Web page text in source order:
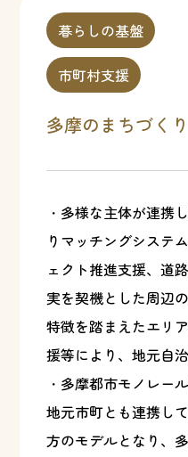
暮らしの基盤
市町村支援
多摩のまちづく
・多様な主体が連携
りマッチングシステ
ェクト推進支援、道
実を契機とした周辺
特徴を踏まえたエリ
援等により、地元自
・多摩都市モノレー
地元市町とも連携し
方のモデルとなり、